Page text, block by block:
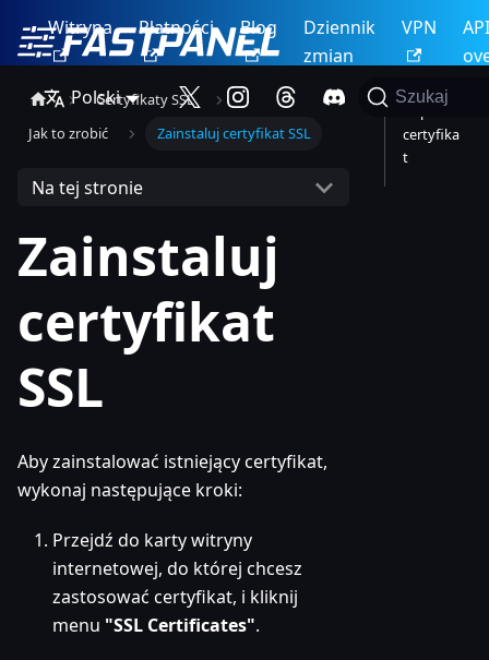
Witryna Płatności Blog
Dziennik
zmian
VPN
API
Polski
Szukaj
Certyfikaty SSL
Jak to zrobić
Zainstaluj certyfikat SSL
Na tej stronie
Zainstaluj
certyfikat
SSL
Aby zainstalować istniejący certyfikat,
wykonaj następujące kroki:
Przejdź do karty witryny
internetowej, do której chcesz
zastosować certyfikat, i kliknij
menu "SSL Certificates".
certyfika
t